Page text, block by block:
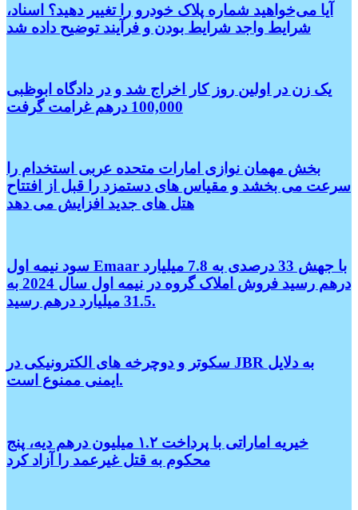
آیا می‌خواهید شماره پلاک خودرو را تغییر دهید؟ اسناد،
شرایط واجد شرایط بودن و فرآیند توضیح داده شد
یک زن در اولین روز کار اخراج شد و در دادگاه ابوظبی
100,000 درهم غرامت گرفت
بخش مهمان نوازی امارات متحده عربی استخدام را
سرعت می بخشد و مقیاس های دستمزد را قبل از افتتاح
هتل های جدید افزایش می دهد
سود نیمه اول Emaar با جهش 33 درصدی به 7.8 میلیارد
درهم رسید فروش املاک گروه در نیمه اول سال 2024 به
31.5 میلیارد درهم رسید.
سکوتر و دوچرخه های الکترونیکی در JBR به دلایل
ایمنی ممنوع است.
خیریه اماراتی با پرداخت ۱.۲ میلیون درهم دیه، پنج
محکوم به قتل غیرعمد را آزاد کرد